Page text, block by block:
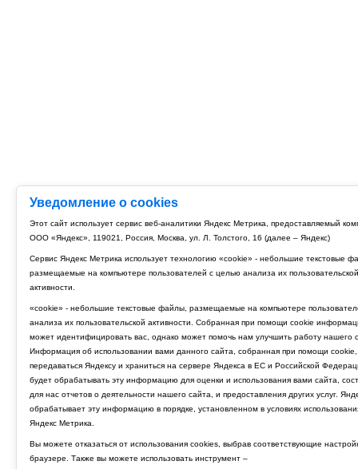
Уведомление о cookies
Этот сайт использует сервис веб-аналитики Яндекс Метрика, предоставляемый
ООО «Яндекс», 119021, Россия, Москва, ул. Л. Толстого, 16 (далее – Яндекс)
Сервис Яндекс Метрика использует технологию «cookie» - небольшие текстовые
размещаемые на компьютере пользователей с целью анализа их пользовательской
активности.
«cookie» - небольшие текстовые файлы, размещаемые на компьютере
анализа их пользовательской активности. Собранная при помощи cookie
может идентифицировать вас, однако может помочь нам улучшить работу нашего
Информация об использовании вами данного сайта, собранная при помощи cookie,
передаваться Яндексу и храниться на сервере Яндекса в ЕС и Российской
будет обрабатывать эту информацию для оценки и использования вами сайта,
для нас отчетов о деятельности нашего сайта, и предоставления других услуг.
обрабатывает эту информацию в порядке, установленном в условиях
Яндекс Метрика.
Вы можете отказаться от использования cookies, выбрав соответствующие
браузере. Также вы можете использовать инструмент –